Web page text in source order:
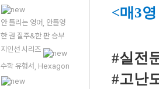
안 틀리는 영어, 안틀영
한 권 질주&한 판 승부
지인선 시리즈
수학 유형서, Hexagon
<매3
#실전
#고난